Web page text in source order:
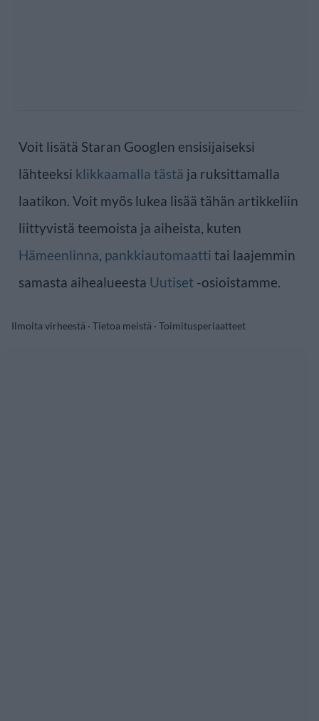
Voit lisätä Staran Googlen ensisijaiseksi
lähteeksi klikkaamalla tästä ja ruksittamalla
laatikon. Voit myös lukea lisää tähän artikkeliin
liittyvistä teemoista ja aiheista, kuten
Hämeenlinna, pankkiautomaatti tai laajemmin
samasta aihealueesta Uutiset -osioistamme.
Ilmoita virheestä · Tietoa meistä · Toimitusperiaatteet